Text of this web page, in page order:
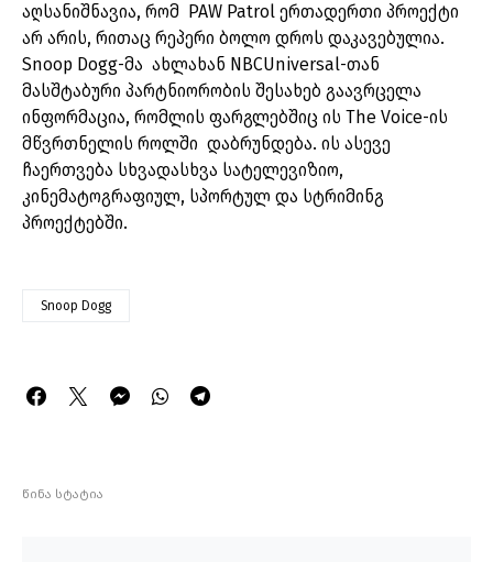
აღსანიშნავია, რომ PAW Patrol ერთადერთი პროექტი
არ არის, რითაც რეპერი ბოლო დროს დაკავებულია.
Snoop Dogg-მა ახლახან NBCUniversal-თან
მასშტაბური პარტნიორობის შესახებ გაავრცელა
ინფორმაცია, რომლის ფარგლებშიც ის The Voice-ის
მწვრთნელის როლში დაბრუნდება. ის ასევე
ჩაერთვება სხვადასხვა სატელევიზიო,
კინემატოგრაფიულ, სპორტულ და სტრიმინგ
პროექტებში.
Snoop Dogg
წინა სტატია